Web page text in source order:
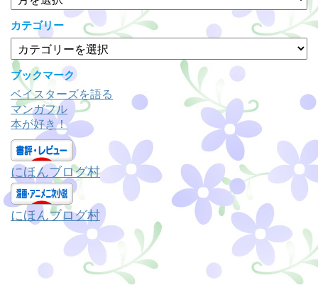
ー
カ
イ
ブ
カテゴリー
テ
ゴ
リ
ー
ブックマーク
ベイスターズを語る
マンガフル
本が好き！
にほんブログ村
にほんブログ村